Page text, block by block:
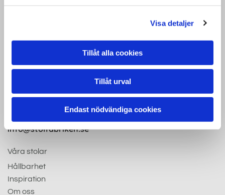
Visa detaljer
Tillåt alla cookies
Tillåt urval
Endast nödvändiga cookies
543 51 Tibro
Telefonnummer:
+46 (0)504 - 10177
info@stolfabriken.se
Våra stolar
Hållbarhet
Inspiration
Om oss